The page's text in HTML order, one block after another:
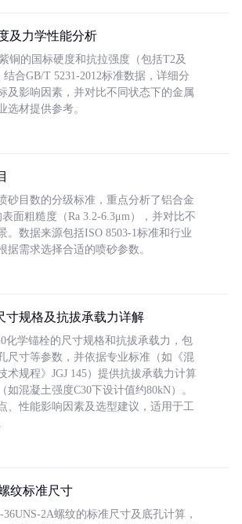
及力学性能分析
铜的国标硬度和抗拉强度（包括T2及
合GB/T 5231-2012标准数据，详细分
及影响因素，并对比不同状态下的金属
选材提供参考。
砂目数的分级标准，重点分析了铝合金
面粗糙度（Ra 3.2-6.3μm），并对比不
。数据来源包括ISO 8503-1标准和行业
据需求选择合适的喷砂参数。
寸规格及抗拔承载力详解
化学锚栓的尺寸规格和抗拔承载力，包
尺寸等参数，并依据专业标准（如《混
术规程》JGJ 145）提供抗拔承载力计算
如混凝土强度C30下设计值约80kN）。
、性能影响因素及选型建议，适用于工
纹标准尺寸
2A螺纹的标准尺寸及底孔计算，